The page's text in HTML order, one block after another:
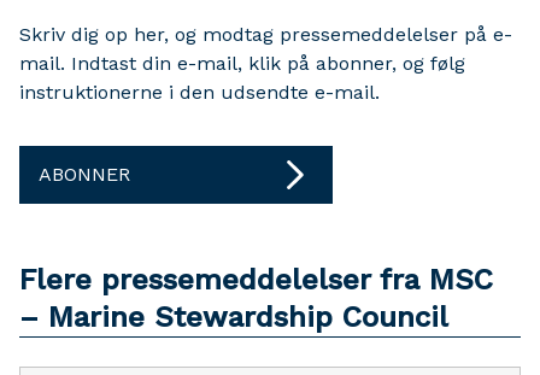
Skriv dig op her, og modtag pressemeddelelser på e-
mail. Indtast din e-mail, klik på abonner, og følg
instruktionerne i den udsendte e-mail.
ABONNER
Flere pressemeddelelser fra MSC
– Marine Stewardship Council